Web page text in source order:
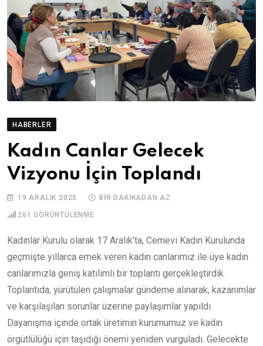
HABERLER
Kadın Canlar Gelecek
Vizyonu İçin Toplandı
19 ARALIK 2025 BIR DAKIKADAN AZ
261 GÖRÜNTÜLENME
Kadınlar Kurulu olarak 17 Aralık’ta, Cemevi Kadın Kurulunda
geçmişte yıllarca emek veren kadın canlarımız ile üye kadın
canlarımızla geniş katılımlı bir toplantı gerçekleştirdik.
Toplantıda, yürütülen çalışmalar gündeme alınarak, kazanımlar
ve karşılaşılan sorunlar üzerine paylaşımlar yapıldı.
Dayanışma içinde ortak üretimin kurumumuz ve kadın
örgütlülüğü için taşıdığı önemi yeniden vurguladı. Gelecekte